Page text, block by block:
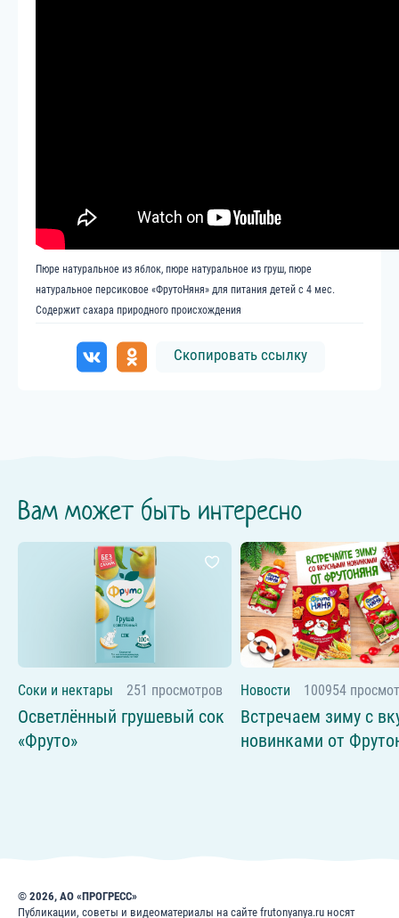
Пюре натуральное из яблок, пюре натуральное из груш, пюре
натуральное персиковое «ФрутоНяня» для питания детей с 4 мес.
Содержит сахара природного происхождения
Скопировать ссылку
Вам может быть интересно
Соки и нектары 251 просмотров
Осветлённый грушевый сок
«Фруто»
Новости 100954
Встречаем зиму с
новинками от
© 2026, АО «ПРОГРЕСС»
Публикации, советы и видеоматериалы на сайте frutonyanya.ru носят